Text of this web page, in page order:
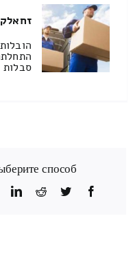
הובלות
способ!
Facebook
Twitter
Reddit